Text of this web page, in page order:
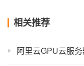
相关推荐